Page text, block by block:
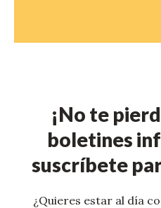
¡No te
boletines
suscríbete
¿Quieres estar al día